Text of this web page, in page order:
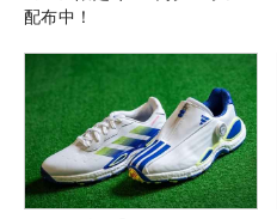
配布中！